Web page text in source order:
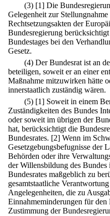
(3) [1] Die
Gelegenheit zur
Rechtsetzungsakten der
Bundesregierung
Bundestages bei den
Gesetz.
(4) Der Bundesrat ist an
beteiligen, soweit er an einer
Maßnahme mitzuwirken hätte
innerstaatlich zuständig wären.
(5) [1] Soweit in einem
Zuständigkeiten des Bundes
oder soweit im übrigen der
hat, berücksichtigt die
Bundesrates. [2] Wenn im
Gesetzgebungsbefugnisse der
Behörden oder ihre
der Willensbildung des
Bundesrates maßgeblich zu
gesamtstaatliche
Angelegenheiten, die zu
Einnahmeminderungen für
Zustimmung der